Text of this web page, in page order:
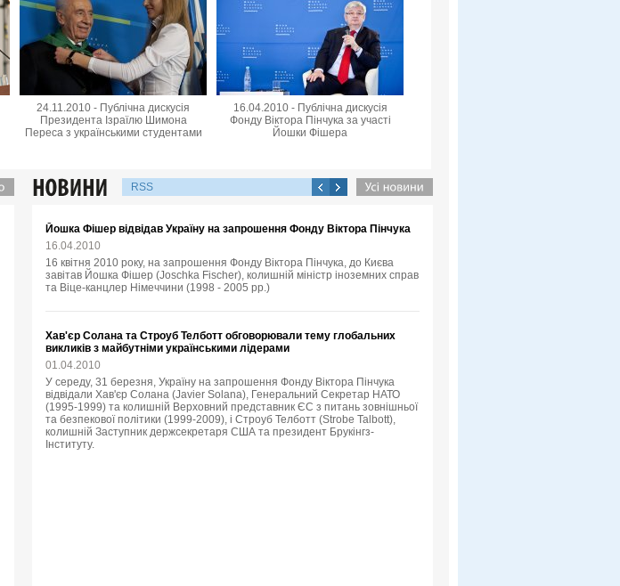
24.11.2010 - Публічна дискусія
Президента Ізраїлю Шимона
Переса з українськими студентами
16.04.2010 - Публічна дискусія
Фонду Віктора Пінчука за участі
Йошки Фішера
RSS
Йошка Фішер відвідав Україну на запрошення Фонду Віктора Пінчука
16.04.2010
16 квітня 2010 року, на запрошення Фонду Віктора Пінчука, до Києва
завітав Йошка Фішер (Joschka Fischer), колишній міністр іноземних справ
та Віце-канцлер Німеччини (1998 - 2005 рр.)
Хав'єр Солана та Строуб Телботт обговорювали тему глобальних
викликів з майбутніми українськими лідерами
01.04.2010
У середу, 31 березня, Україну на запрошення Фонду Віктора Пінчука
відвідали Хав'єр Солана (Javier Solana), Генеральний Секретар НАТО
(1995-1999) та колишній Верховний представник ЄС з питань зовнішньої
та безпекової політики (1999-2009), і Строуб Телботт (Strobe Talbott),
колишній Заступник держсекретаря США та президент Брукінгз-
Інституту.